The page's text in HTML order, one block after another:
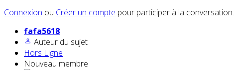
Connexion ou Créer un compte pour participer à la conversation.
fafa5618
Auteur du sujet
Hors Ligne
Nouveau membre